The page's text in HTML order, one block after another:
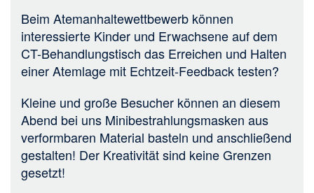
Beim Atemanhaltewettbewerb können
interessierte Kinder und Erwachsene auf dem
CT-Behandlungstisch das Erreichen und Halten
einer Atemlage mit Echtzeit-Feedback testen?
Kleine und große Besucher können an diesem
Abend bei uns Minibestrahlungsmasken aus
verformbaren Material basteln und anschließend
gestalten! Der Kreativität sind keine Grenzen
gesetzt!